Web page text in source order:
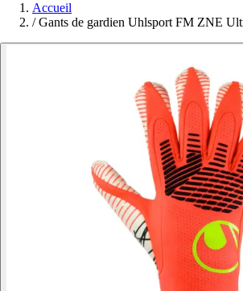
Accueil
/ Gants de gardien Uhlsport FM ZNE